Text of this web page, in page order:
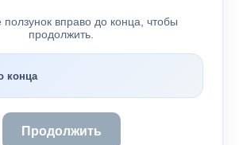
ползунок вправо до конца, чтобы
продолжить.
конца
Продолжить